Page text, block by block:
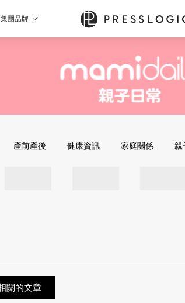
集團品牌
產前產後 健康資訊 家庭關係 親
關的文章